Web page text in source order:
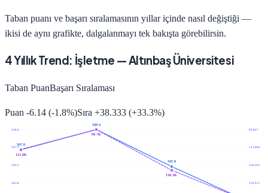
Taban puanı ve başarı sıralamasının yıllar içinde nasıl değiştiği —
ikisi de aynı grafikte, dalgalanmayı tek bakışta görebilirsin.
4Yıllık Trend: İşletme —Altınbaş Üniversitesi
Taban PuanBaşarı Sıralaması
Puan -6.14 (-1.8%)Sıra +38.333 (+33.3%)
349.4 99.667
347.3 113.084
345.1 126.501
343.0 139.917
347.0
349.4
345.0
115.0K
99.7K
130.3K